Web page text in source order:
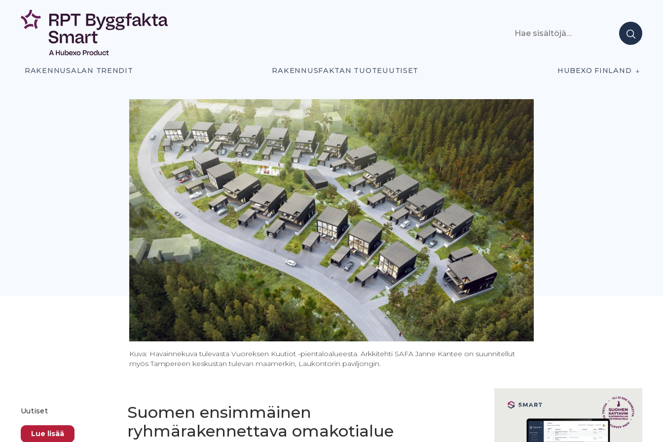
sisältöön
RAKENNUSALAN TRENDIT RAKENNUSFAKTAN TUOTEUUTISET HUBEXO FINLAND
Kuva: Havainnekuva tulevasta Vuoreksen Kuutiot -pientaloalueesta. Arkkitehti SAFA Janne Kantee on suunnitellut
myös Tampereen keskustan tulevan maamerkin, Laukontorin paviljongin.
Uutiset
Lue lisää
Suomen ensimmäinen
ryhmärakennettava omakotialue